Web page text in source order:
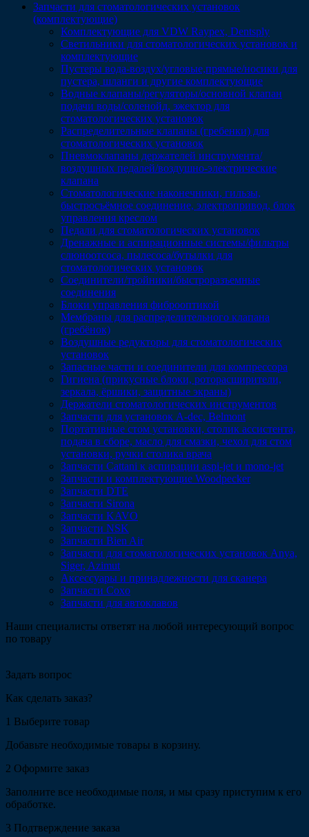
Запчасти для стоматологических установок
(комплектующие)
Комплектующие для VDW Raypex, Dentsply
Светильники для стоматологических установок и
комплектующие
Пустеры вода-воздух/угловые,прямые/носики для
пустера, шланги и другие комплектующие
Водные клапаны/регуляторы/основной клапан
подачи воды/соленойд, эжектор для
стоматологических установок
Распределительные клапаны (гребенки) для
стоматологических установок
Пневмоклапаны держателей инструмента/
воздушных педалей/воздушно-электрические
клапана
Стоматологические наконечники, гильзы,
быстросъёмное соединение, электропривод, блок
управления креслом
Педали для стоматологических установок
Дренажные и аспирационные системы/фильтры
слюноотсоса, пылесоса/бутылки для
стоматологических установок
Соединители/тройники/быстроразъемные
соединения
Блоки управления фиброоптикой
Мембраны для распределительного клапана
(гребёнок)
Воздушные редукторы для стоматологических
установок
Запасные части и соединители для компрессора
Гигиена (прикусные блоки, роторасширители,
зеркала, ёршики, защитные экраны)
Держатели стоматологических инструментов
Запчасти для установок A-dec, Belmont
Портативные стом установки, столик ассистента,
подача в сборе, масло для смазки, чехол для стом
установки, ручки столика врача
Запчасти Cattani к аспирации aspi-jet и mono-jet
Запчасти и комплектующие Woodpecker
Запчасти DTE
Запчасти Sirona
Запчасти KAVO
Запчасти NSK
Запчасти Bien Air
Запчасти для стоматологических установок Anya,
Siger, Azimut
Аксессуары и принадлежности для сканера
Запчасти Coxo
Запчасти для автоклавов
Наши специалисты ответят на любой интересующий вопрос
по товару
Задать вопрос
Как сделать заказ?
1 Выберите товар
Добавьте необходимые товары в корзину.
2 Оформите заказ
Заполните все необходимые поля, и мы сразу приступим к его
обработке.
3 Подтверждение заказа